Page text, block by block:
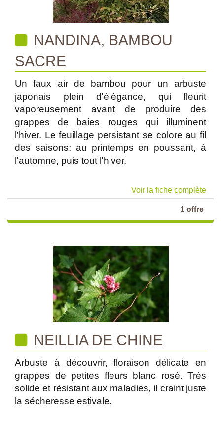
NANDINA, BAMBOU
SACRE
Un faux air de bambou pour un arbuste
japonais plein d'élégance, qui fleurit
vaporeusement avant de produire des
grappes de baies rouges qui illuminent
l'hiver. Le feuillage persistant se colore au fil
des saisons: au printemps en poussant, à
l'automne, puis tout l'hiver.
Voir la fiche complète
1 offre
NEILLIA DE CHINE
Arbuste à découvrir, floraison délicate en
grappes de petites fleurs blanc rosé. Très
solide et résistant aux maladies, il craint juste
la sécheresse estivale.